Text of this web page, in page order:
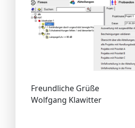
Freundliche Grüße
Wolfgang Klawitter